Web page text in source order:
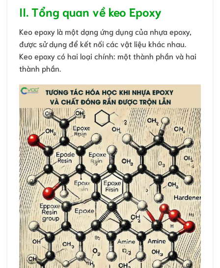
II. Tổng quan về keo Epoxy
Keo epoxy là một dạng ứng dụng của nhựa epoxy,
được sử dụng để kết nối các vật liệu khác nhau.
Keo epoxy có hai loại chính: một thành phần và hai
thành phần.